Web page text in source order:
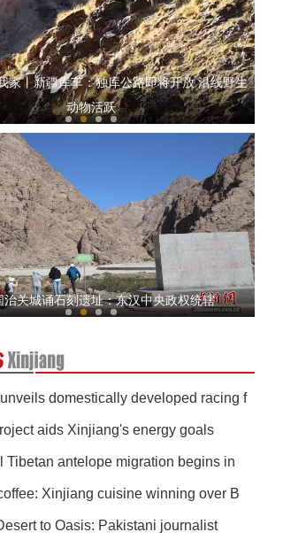
家丨新疆库车：独库公路即将开放 沿线野生
动物活跃
童节来临前 师生为戍边民警和护边员送国旗
治关城诵石刻遗址：东汉中央政权统辖
domestically developed racing f
aids Xinjiang's energy goals
Tibetan antelope migration begins in
Xinjiang cuisine winning over B
to Oasis: Pakistani journalist